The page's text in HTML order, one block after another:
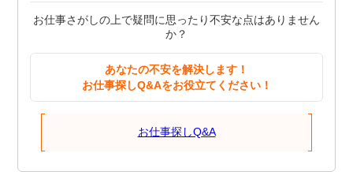
お仕事さがしの上で疑問に思ったり不安な点はありません
か？
あなたの不安を解決します！
お仕事探しQ&Aをお役立てください！
お仕事探しQ&A